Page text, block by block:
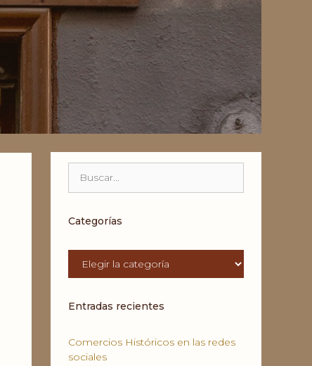
Categorías
Entradas recientes
Comercios Históricos en las redes
sociales